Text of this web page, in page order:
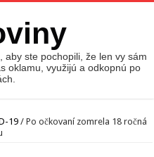
aby ste pochopili, že len vy sám
oklamu, využijú a odkopnú po
19 / Po očkovaní zomrela 18 ročná